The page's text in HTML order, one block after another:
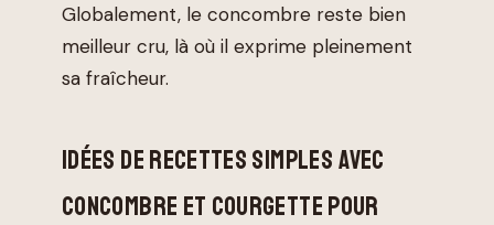
Globalement, le concombre reste bien
meilleur cru, là où il exprime pleinement
sa fraîcheur.
IDÉES DE RECETTES SIMPLES AVEC
CONCOMBRE ET COURGETTE POUR